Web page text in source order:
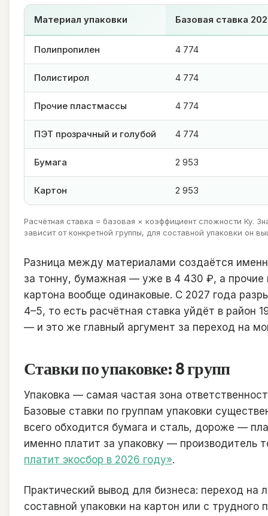
Материал упаковки Базовая ставка
Полипропилен 4 774
Полистирол 4 774
Прочие пластмассы 4 774
ПЭТ прозрачный и голубой 4 774
Бумага 2 953
Картон 2 953
Расчётная ставка = базовая × коэффициент сложности Ку.
зависит от конкретной группы, для составной упаковки он
Разница между материалами создаётся
за тонну, бумажная — уже в 4 430 ₽, а прочие
картона вообще одинаковые. С 2027 года
4–5, то есть расчётная ставка уйдёт в
— и это же главный аргумент за переход на
Ставки по упаковке: 8 групп
Упаковка — самая частая зона
Базовые ставки по группам упаковки
всего обходится бумага и сталь, дороже —
именно платит за упаковку — производитель
платит экосбор в 2026 году».
Практический вывод для бизнеса: переход
составной упаковки на картон или с